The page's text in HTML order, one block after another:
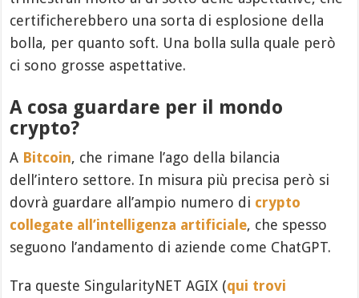
certificherebbero una sorta di esplosione della
bolla, per quanto soft. Una bolla sulla quale però
ci sono grosse aspettative.
A cosa guardare per il mondo
crypto?
A Bitcoin, che rimane l’ago della bilancia
dell’intero settore. In misura più precisa però si
dovrà guardare all’ampio numero di crypto
collegate all’intelligenza artificiale, che spesso
seguono l’andamento di aziende come ChatGPT.
Tra queste SingularityNET AGIX (qui trovi